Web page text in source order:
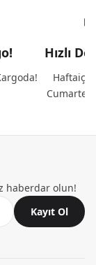
Hızlı
Haftaiçi
haberdar olun!
Kayıt Ol